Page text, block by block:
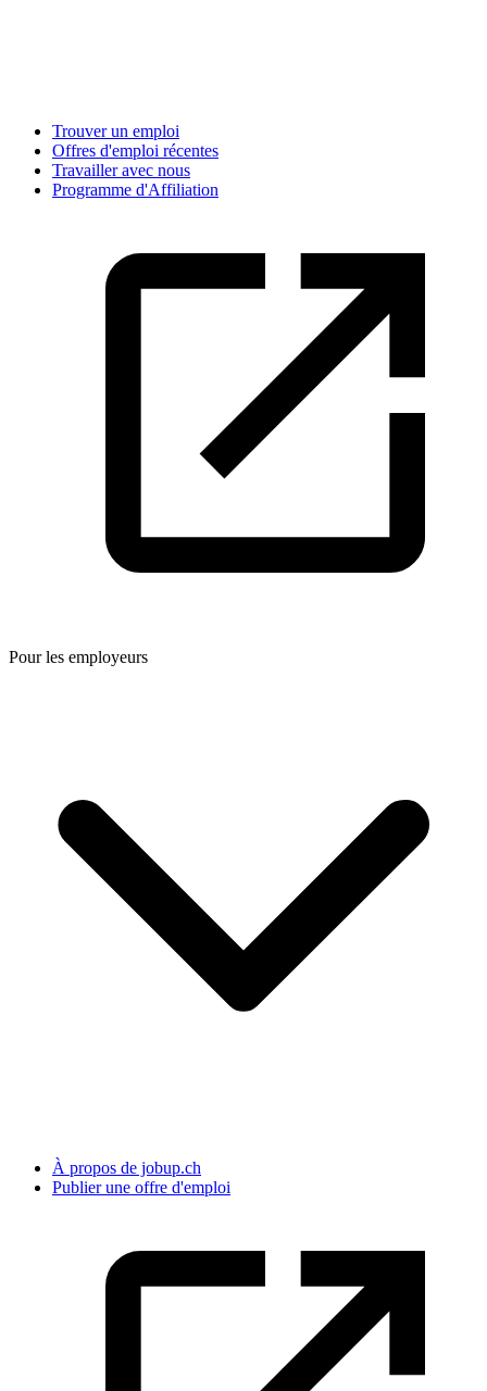
Trouver un emploi
Offres d'emploi récentes
Travailler avec nous
Programme d'Affiliation
Pour les employeurs
À propos de jobup.ch
Publier une offre d'emploi